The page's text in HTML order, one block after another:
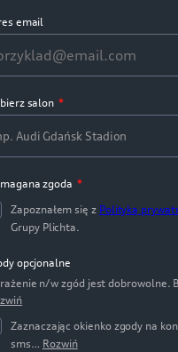
email
salon *
Audi Gdańsk Stadion
zgoda *
Zapoznałem się z Polityką
Grupy Plichta.
opcjonalne
n/w zgód jest dobrowolne.
Zaznaczając okienko zgody na
sms… Rozwiń